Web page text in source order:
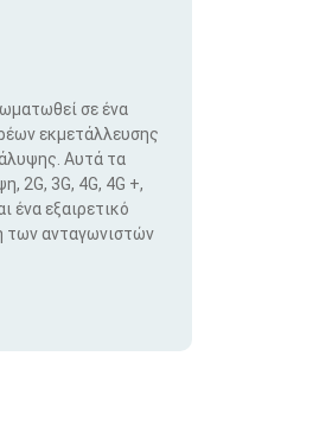
σε ένα
εκμετάλλευσης
Αυτά τα
2G, 3G, 4G, 4G +,
ένα εξαιρετικό
των ανταγωνιστών